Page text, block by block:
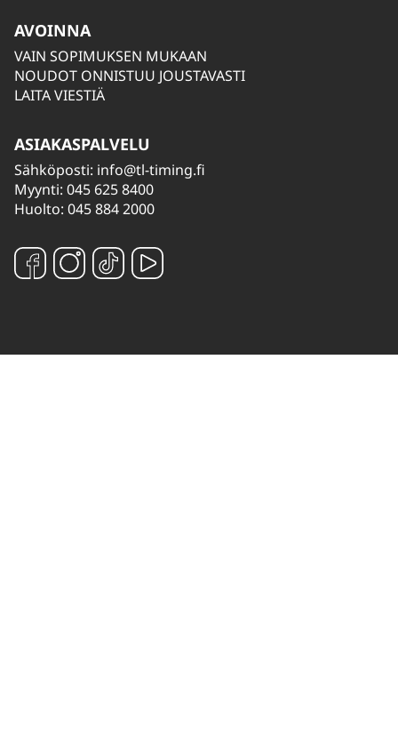
AVOINNA
VAIN SOPIMUKSEN MUKAAN
NOUDOT ONNISTUU JOUSTAVASTI
LAITA VIESTIÄ
ASIAKASPALVELU
Sähköposti: info@tl-timing.fi
Myynti: 045 625 8400
Huolto: 045 884 2000